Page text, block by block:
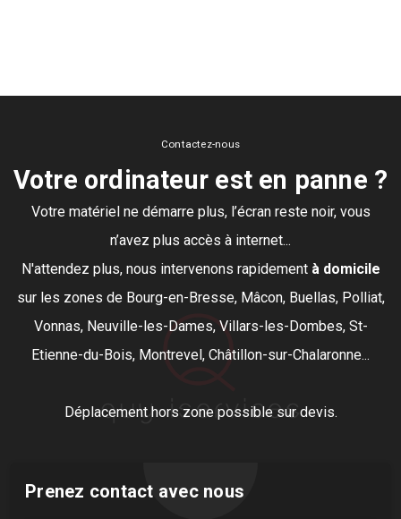
Contactez-nous
Votre ordinateur est en panne ?
Votre matériel ne démarre plus, l’écran reste noir, vous
n’avez plus accès à internet...
N'attendez plus, nous intervenons rapidement à domicile
sur les zones de Bourg-en-Bresse, Mâcon, Buellas, Polliat,
Vonnas, Neuville-les-Dames, Villars-les-Dombes, St-
Etienne-du-Bois, Montrevel, Châtillon-sur-Chalaronne...
Déplacement hors zone possible sur devis.
Prenez contact avec nous